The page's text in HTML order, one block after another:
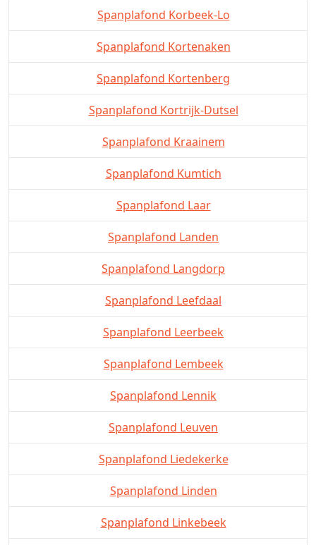
Spanplafond Korbeek-Lo
Spanplafond Kortenaken
Spanplafond Kortenberg
Spanplafond Kortrijk-Dutsel
Spanplafond Kraainem
Spanplafond Kumtich
Spanplafond Laar
Spanplafond Landen
Spanplafond Langdorp
Spanplafond Leefdaal
Spanplafond Leerbeek
Spanplafond Lembeek
Spanplafond Lennik
Spanplafond Leuven
Spanplafond Liedekerke
Spanplafond Linden
Spanplafond Linkebeek